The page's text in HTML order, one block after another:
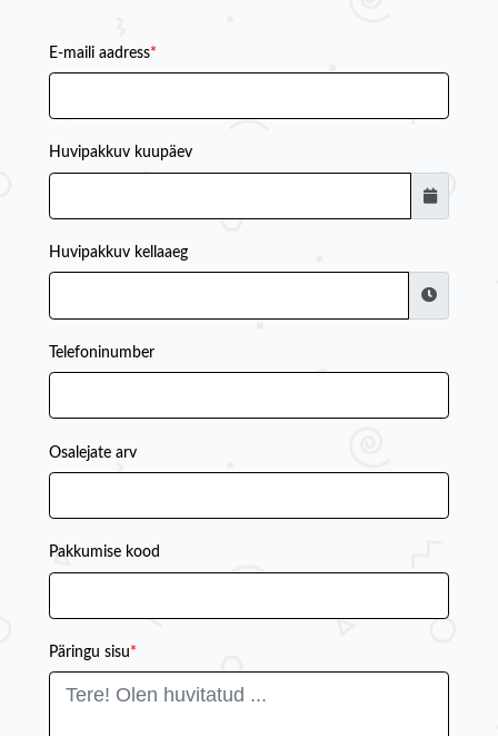
E-maili aadress*
Huvipakkuv kuupäev
Huvipakkuv kellaaeg
Telefoninumber
Osalejate arv
Pakkumise kood
Päringu sisu*